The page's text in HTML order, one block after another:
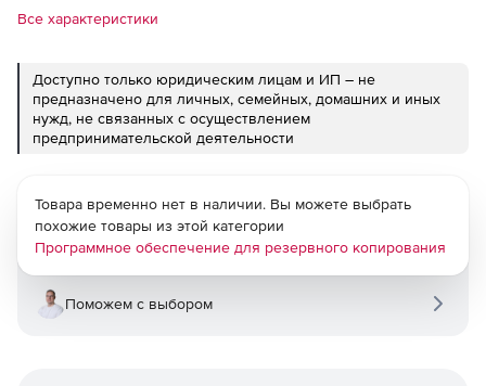
Все характеристики
Доступно только юридическим лицам и ИП – не
предназначено для личных, семейных, домашних и иных
нужд, не связанных с осуществлением
предпринимательской деятельности
Товара временно нет в наличии. Вы можете выбрать
похожие товары из этой категории
Программное обеспечение для резервного копирования
Поможем с выбором